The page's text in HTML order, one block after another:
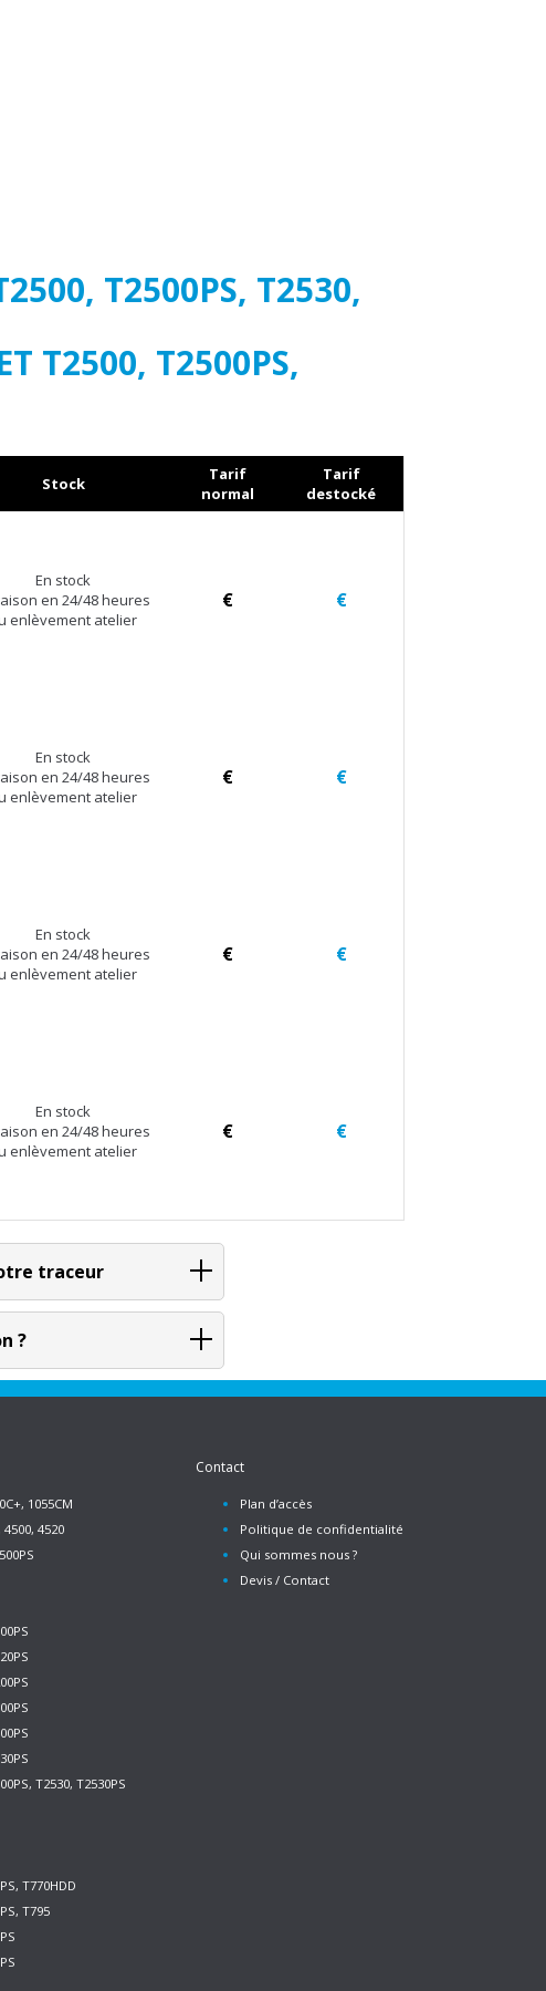
T2500PS, T2530,
T2500, T2500PS,
Stock
Tarif
normal
Tarif
destocké
En stock
en 24/48 heures
enlèvement atelier
€ €
En stock
en 24/48 heures
enlèvement atelier
€ €
En stock
en 24/48 heures
enlèvement atelier
€ €
En stock
en 24/48 heures
enlèvement atelier
€ €
traceur
?
1055CM
4500, 4520
T2530, T2530PS
T770HDD
T795
Contact
Plan d’accès
Politique de confidentialité
Qui sommes nous ?
Devis / Contact